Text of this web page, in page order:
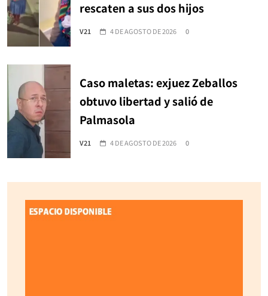
rescaten a sus dos hijos
V21 4 DE AGOSTO DE 2026 0
Caso maletas: exjuez Zeballos
obtuvo libertad y salió de
Palmasola
V21 4 DE AGOSTO DE 2026 0